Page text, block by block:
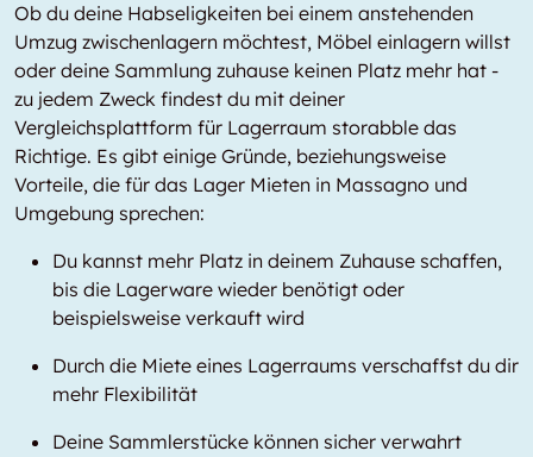
Ob du deine Habseligkeiten bei einem anstehenden
Umzug zwischenlagern möchtest, Möbel einlagern willst
oder deine Sammlung zuhause keinen Platz mehr hat -
zu jedem Zweck findest du mit deiner
Vergleichsplattform für Lagerraum storabble das
Richtige. Es gibt einige Gründe, beziehungsweise
Vorteile, die für das Lager Mieten in Massagno und
Umgebung sprechen:
Du kannst mehr Platz in deinem Zuhause schaffen,
bis die Lagerware wieder benötigt oder
beispielsweise verkauft wird
Durch die Miete eines Lagerraums verschaffst du dir
mehr Flexibilität
Deine Sammlerstücke können sicher verwahrt